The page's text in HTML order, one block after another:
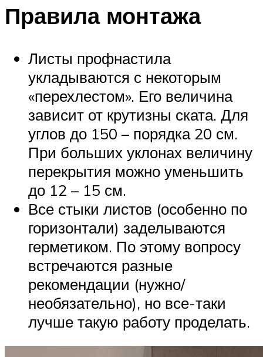
Правила монтажа
Листы профнастила
укладываются с некоторым
«перехлестом». Его величина
зависит от крутизны ската. Для
углов до 150 – порядка 20 см.
При больших уклонах величину
перекрытия можно уменьшить
до 12 – 15 см.
Все стыки листов (особенно по
горизонтали) заделываются
герметиком. По этому вопросу
встречаются разные
рекомендации (нужно/
необязательно), но все-таки
лучше такую работу проделать.